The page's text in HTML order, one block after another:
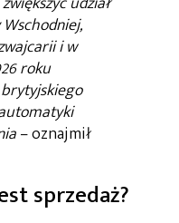
i w
roku
– oznajmił
sprzedaż?